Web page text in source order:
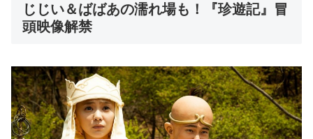
じじい＆ばばあの濡れ場も！『珍遊記』冒
頭映像解禁